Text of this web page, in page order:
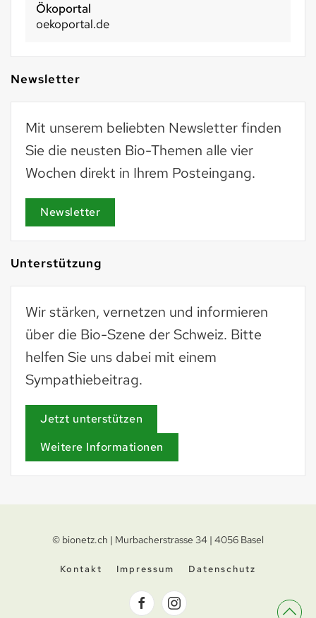
Ökoportal
oekoportal.de
Newsletter
Mit unserem beliebten Newsletter finden
Sie die neusten Bio-Themen alle vier
Wochen direkt in Ihrem Posteingang.
Newsletter
Unterstützung
Wir stärken, vernetzen und informieren
über die Bio-Szene der Schweiz. Bitte
helfen Sie uns dabei mit einem
Sympathiebeitrag.
Jetzt unterstützen
Weitere Informationen
© bionetz.ch | Murbacherstrasse 34 | 4056 Basel
Kontakt Impressum Datenschutz